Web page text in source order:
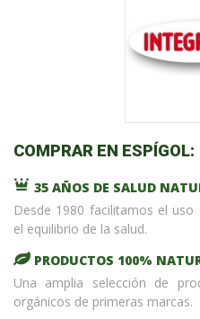
COMPRAR EN ESPÍGOL:
35 AÑOS DE SALUD
Desde 1980 facilitamos el
el equilibrio de la salud.
PRODUCTOS 100%
Una amplia selección de
orgánicos de primeras marcas.